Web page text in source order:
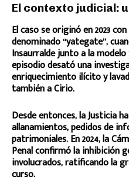
El contexto judicial:
El caso se originó en 2023
denominado “yategate”,
Insaurralde junto a la
episodio desató una
enriquecimiento ilícito y
también a Cirio.
Desde entonces, la Justicia
allanamientos, pedidos de
patrimoniales. En 2024, la
Penal confirmó la inhibición
involucrados, ratificando la
curso.